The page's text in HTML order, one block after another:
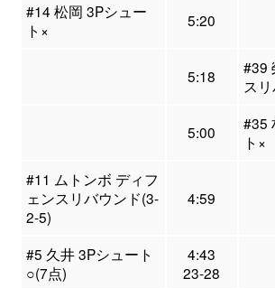
#14 松岡 3Pシュー
ト×
5:20
5:18
#39
ス
5:00
#35
ト×
#11 ムトンボ ディフ
ェンスリバウンド(3-
2-5)
4:59
#5 久井 3Pシュート
○(7点)
4:43
23-28